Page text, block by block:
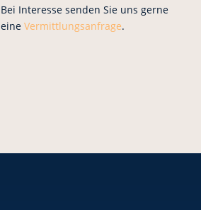
Bei Interesse senden Sie uns gerne
eine Vermittlungsanfrage.